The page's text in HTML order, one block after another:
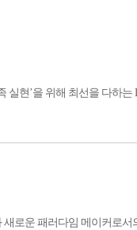
실현’을 위해 최선을 다하
새로운 패러다임 메이커로서